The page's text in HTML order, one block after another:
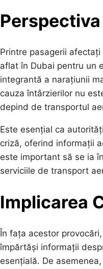
Printre pasagerii
aflat în Dubai pentru un
integrantă a narațiunii
cauza întârzierilor nu
depind de transportul
Este esențial ca
criză, oferind informații
este important să se ia
serviciile de transport
Implicarea
În fața acestor
împărtăși informații
esențială. De